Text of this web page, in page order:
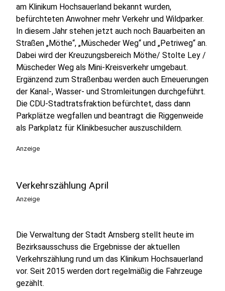
am Klinikum Hochsauerland bekannt wurden,
befürchteten Anwohner mehr Verkehr und Wildparker.
In diesem Jahr stehen jetzt auch noch Bauarbeiten an
Straßen „Möthe“, „Müscheder Weg“ und „Petriweg“ an.
Dabei wird der Kreuzungsbereich Möthe/ Stolte Ley /
Müscheder Weg als Mini-Kreisverkehr umgebaut.
Ergänzend zum Straßenbau werden auch Erneuerungen
der Kanal-, Wasser- und Stromleitungen durchgeführt.
Die CDU-Stadtratsfraktion befürchtet, dass dann
Parkplätze wegfallen und beantragt die Riggenweide
als Parkplatz für Klinikbesucher auszuschildern.
Anzeige
Verkehrszählung April
Anzeige
Die Verwaltung der Stadt Arnsberg stellt heute im
Bezirksausschuss die Ergebnisse der aktuellen
Verkehrszählung rund um das Klinikum Hochsauerland
vor. Seit 2015 werden dort regelmäßig die Fahrzeuge
gezählt.